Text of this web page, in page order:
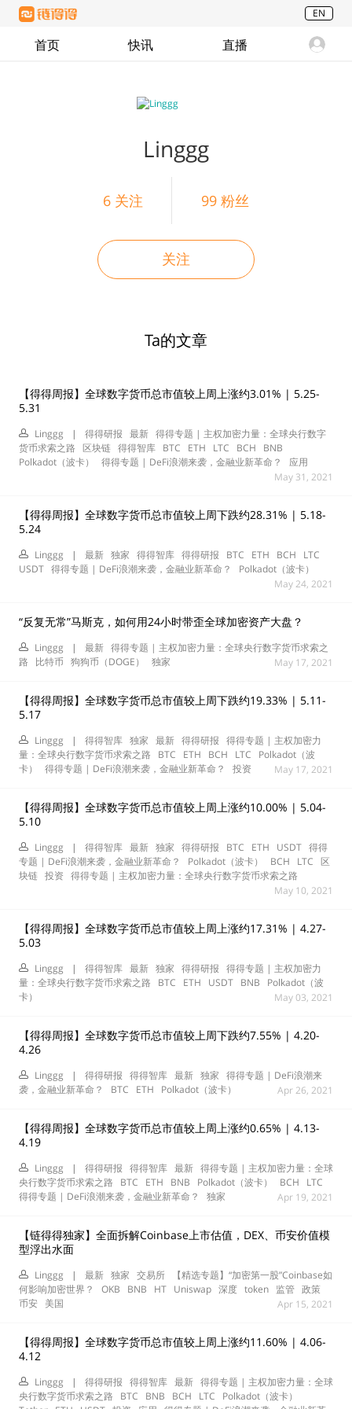
EN
首页 快讯 直播
Linggg
6关注 99 粉丝
关注
Ta的文章
【得得周报】全球数字货币总市值较上周上涨约3.01% | 5.25-
5.31
Linggg | 得得研报 最新 得得专题 | 主权加密力量：全球央行数字
货币求索之路
区块链 得得智库 BTC ETH LTC BCH
BNB
Polkadot（波卡）
得得专题 | DeFi浪潮来袭，金融业新革命？
应用
May 31, 2021
【得得周报】全球数字货币总市值较上周下跌约28.31% | 5.18-
5.24
Linggg | 最新 独家 得得智库 得得研报 BTC ETH BCH
LTC
USDT 得得专题 | DeFi浪潮来袭，金融业新革命？
Polkadot（波卡）
May 24, 2021
“反复无常”马斯克，如何用24小时带歪全球加密资产大盘？
Linggg | 最新 得得专题 | 主权加密力量：全球央行数字货币求索之
路
比特币 狗狗币（DOGE） 独家 May 17, 2021
【得得周报】全球数字货币总市值较上周下跌约19.33% | 5.11-
5.17
Linggg | 得得智库 独家 最新 得得研报 得得专题 | 主权加密力
量：全球央行数字货币求索之路
BTC ETH BCH LTC
Polkadot（波
卡）
得得专题 | DeFi浪潮来袭，金融业新革命？ 投资 May 17, 2021
【得得周报】全球数字货币总市值较上周上涨约10.00% | 5.04-
5.10
Linggg | 得得智库 最新 独家 得得研报 BTC ETH USDT 得得
专题 | DeFi浪潮来袭，金融业新革命？
Polkadot（波卡） BCH LTC
区
块链 投资 得得专题 | 主权加密力量：全球央行数字货币求索之路
May 10, 2021
【得得周报】全球数字货币总市值较上周上涨约17.31% | 4.27-
5.03
Linggg | 得得智库 最新 独家 得得研报 得得专题 | 主权加密力
量：全球央行数字货币求索之路
BTC ETH USDT BNB
Polkadot（波
卡）
May 03, 2021
【得得周报】全球数字货币总市值较上周下跌约7.55% | 4.20-
4.26
Linggg | 得得研报 得得智库 最新 独家 得得专题 | DeFi浪潮来
袭，金融业新革命？
BTC ETH Polkadot（波卡） Apr 26, 2021
【得得周报】全球数字货币总市值较上周上涨约0.65% | 4.13-
4.19
Linggg | 得得研报 得得智库 最新 得得专题 | 主权加密力量：全球
央行数字货币求索之路
BTC ETH BNB Polkadot（波卡） BCH
LTC
得得专题 | DeFi浪潮来袭，金融业新革命？
独家 Apr 19, 2021
【链得得独家】全面拆解Coinbase上市估值，DEX、币安价值模
型浮出水面
Linggg | 最新 独家 交易所
【精选专题】“加密第一股”Coinbase如
何影响加密世界？
OKB BNB HT Uniswap 深度 token 监管 政策
币安 美国 Apr 15, 2021
【得得周报】全球数字货币总市值较上周上涨约11.60% | 4.06-
4.12
Linggg | 得得研报 得得智库 最新 得得专题 | 主权加密力量：全球
央行数字货币求索之路
BTC BNB BCH LTC
Polkadot（波卡）